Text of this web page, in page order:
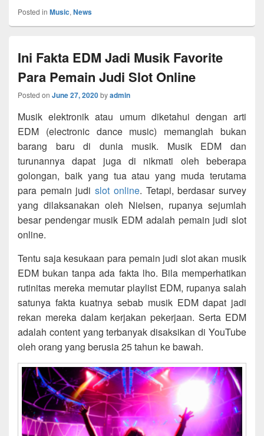
Posted in Music, News
Ini Fakta EDM Jadi Musik Favorite
Para Pemain Judi Slot Online
Posted on June 27, 2020byadmin
Musik elektronik atau umum diketahui dengan arti
EDM (electronic dance music) memanglah bukan
barang baru di dunia musik. Musik EDM dan
turunannya dapat juga di nikmati oleh beberapa
golongan, baik yang tua atau yang muda terutama
para pemain judislot online. Tetapi, berdasar survey
yang dilaksanakan oleh Nielsen, rupanya sejumlah
besar pendengar musik EDM adalah pemain judi slot
online.
Tentu saja kesukaan para pemain judi slot akan musik
EDM bukan tanpa ada fakta lho. Bila memperhatikan
rutinitas mereka memutar playlist EDM, rupanya salah
satunya fakta kuatnya sebab musik EDM dapat jadi
rekan mereka dalam kerjakan pekerjaan. Serta EDM
adalah content yang terbanyak disaksikan di YouTube
oleh orang yang berusia 25 tahun ke bawah.